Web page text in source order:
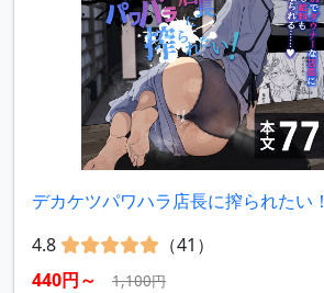
デカケツパワハラ店長に搾られたい！
4.8
（41）
440円～
1,100円